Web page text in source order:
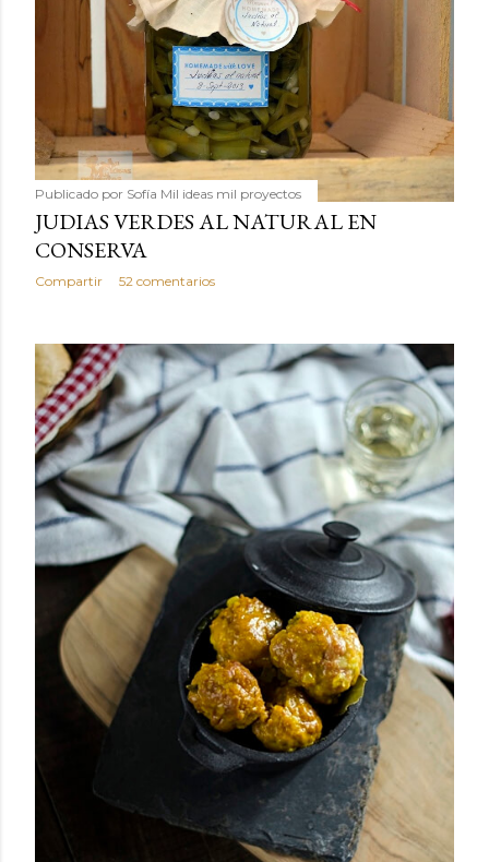
Publicado por Sofía Mil ideas mil proyectos
JUDIAS VERDES AL NATURAL EN
CONSERVA
Compartir 52 comentarios